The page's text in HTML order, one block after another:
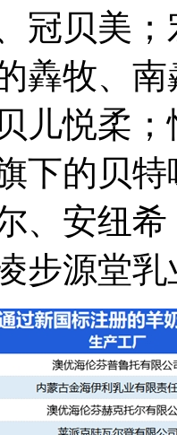
冠贝美
羴牧、
儿悦柔
下的贝
、安纽
步源堂